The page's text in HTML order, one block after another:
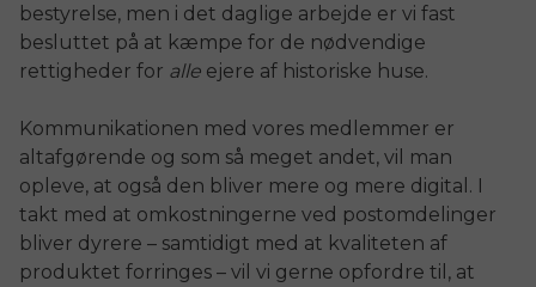
bestyrelse, men i det daglige arbejde er vi fast
besluttet på at kæmpe for de nødvendige
rettigheder for alle ejere af historiske huse.
Kommunikationen med vores medlemmer er
altafgørende og som så meget andet, vil man
opleve, at også den bliver mere og mere digital. I
takt med at omkostningerne ved postomdelinger
bliver dyrere – samtidigt med at kvaliteten af
produktet forringes – vil vi gerne opfordre til, at